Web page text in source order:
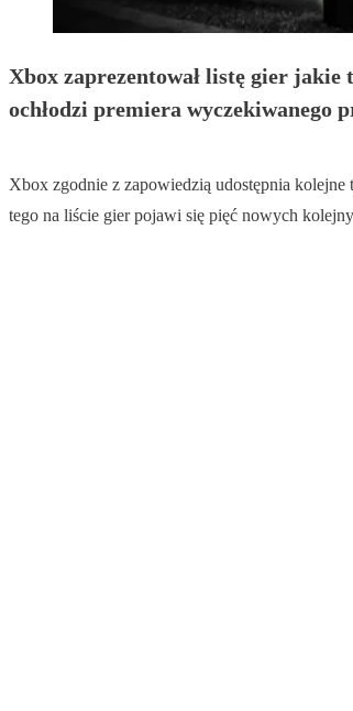
Xbox zaprezentował listę gier jakie
ochłodzi premiera wyczekiwanego
Xbox zgodnie z zapowiedzią udostępnia
tego na liście gier pojawi się pięć nowych